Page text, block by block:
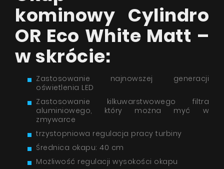
kominowy Cylindro
OR Eco White Matt –
w skrócie:
Zastosowanie najnowszej generacji
oświetlenia LED
Zastosowanie kilkuwarstwowego filtra
aluminiowego, który można myć w
zmywarce
trzystopniowa regulacja pracy turbiny
Średnica okapu: 40 cm
Możliwość regulacji wysokości okapu